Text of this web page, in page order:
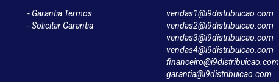
- Garantia Termos
- Solicitar Garantia
vendas1@i9distribuicao.com
vendas2@i9distribuicao.com
vendas3@i9distribuicao.com
vendas4@i9distribuicao.com
financeiro@i9distribuicao.com
garantia@i9distribuicao.com